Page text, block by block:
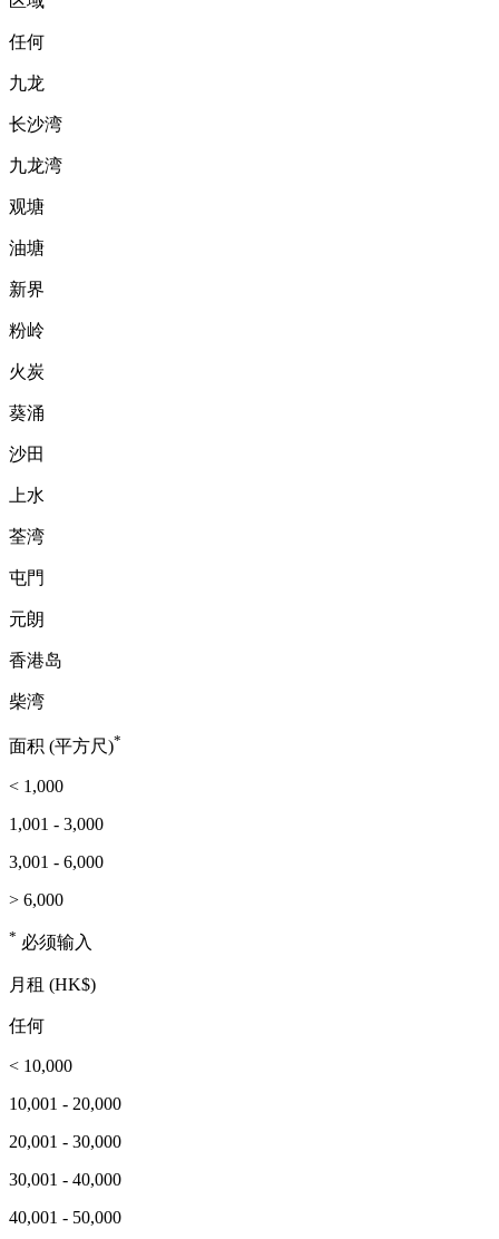
任何
九龙
长沙湾
九龙湾
观塘
油塘
新界
粉岭
火炭
葵涌
沙田
上水
荃湾
屯門
元朗
香港岛
柴湾
面积 (平方尺)*
< 1,000
1,001 - 3,000
3,001 - 6,000
> 6,000
* 必须输入
月租 (HK$)
任何
< 10,000
10,001 - 20,000
20,001 - 30,000
30,001 - 40,000
40,001 - 50,000